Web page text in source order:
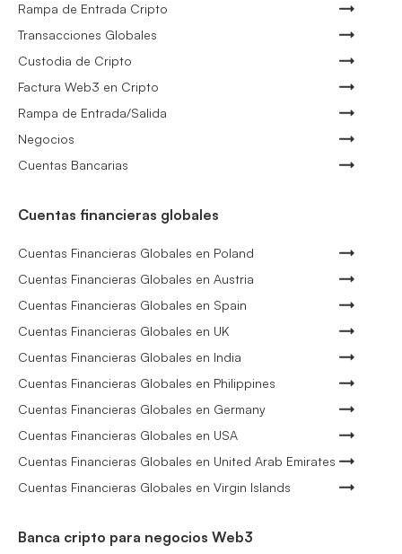
Rampa de Entrada Cripto
Transacciones Globales
Custodia de Cripto
Factura Web3 en Cripto
Rampa de Entrada/Salida
Negocios
Cuentas Bancarias
Cuentas financieras globales
Cuentas Financieras Globales en Poland
Cuentas Financieras Globales en Austria
Cuentas Financieras Globales en Spain
Cuentas Financieras Globales en UK
Cuentas Financieras Globales en India
Cuentas Financieras Globales en Philippines
Cuentas Financieras Globales en Germany
Cuentas Financieras Globales en USA
Cuentas Financieras Globales en United Arab Emirates
Cuentas Financieras Globales en Virgin Islands
Banca cripto para negocios Web3